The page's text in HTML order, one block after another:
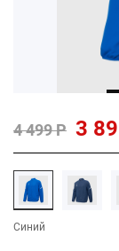
4 499 Р 3
Синий